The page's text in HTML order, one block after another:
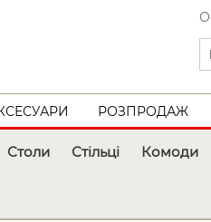
РОЗПРОДАЖ
Столи Стільці Комоди